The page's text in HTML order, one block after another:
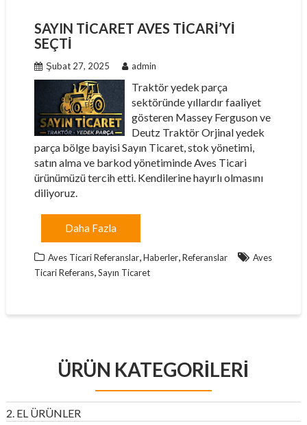
SAYIN TICARET AVES TICARI’YI
SEÇTI
Şubat 27, 2025 admin
Traktör yedek parça
sektöründe yıllardır faaliyet
gösteren Massey Ferguson ve
Deutz Traktör Orjinal yedek
parça bölge bayisi Sayın Ticaret, stok yönetimi,
satın alma ve barkod yönetiminde Aves Ticari
ürünümüzü tercih etti. Kendilerine hayırlı olmasını
diliyoruz.
Daha Fazla
Aves Ticari Referanslar,Haberler,Referanslar
Aves
Ticari Referans,Sayın Ticaret
ÜRÜN KATEGORILERI
2. EL ÜRÜNLER